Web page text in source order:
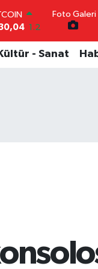
0.17
0.01
Foto Galeri
Kültür - Sanat